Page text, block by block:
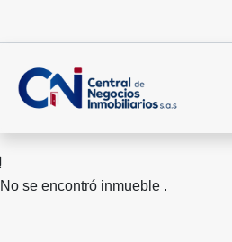
No se encontró inmueble .